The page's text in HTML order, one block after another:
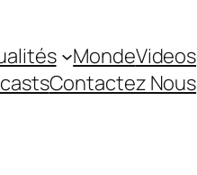
MondeVideos
Contactez Nous